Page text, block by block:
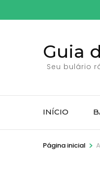
para
Guia
Seu bulário
INÍCIO
Página inicial >